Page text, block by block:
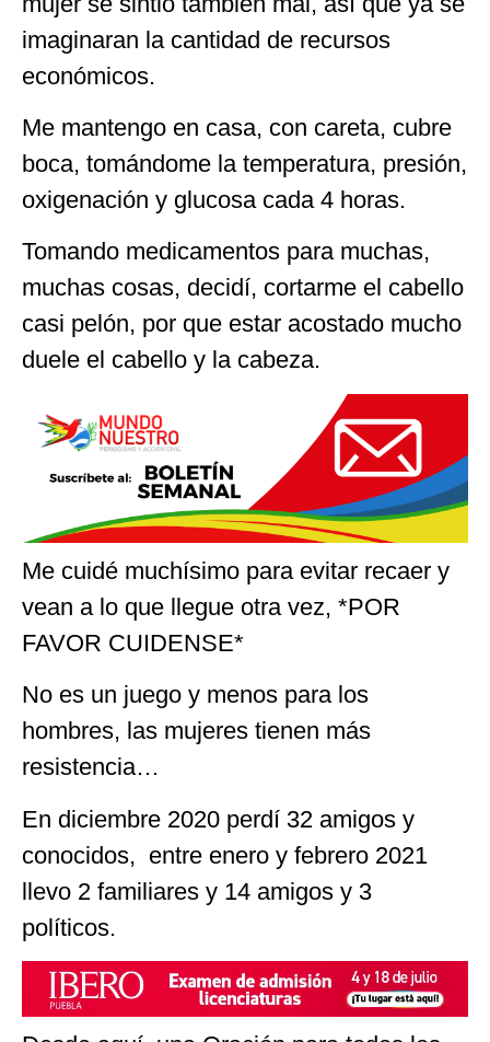
imaginaran la cantidad de recursos
económicos.
Me mantengo en casa, con careta, cubre
boca, tomándome la temperatura, presión,
oxigenación y glucosa cada 4 horas.
Tomando medicamentos para muchas,
muchas cosas, decidí, cortarme el cabello
casi pelón, por que estar acostado mucho
duele el cabello y la cabeza.
Me cuidé muchísimo para evitar recaer y
vean a lo que llegue otra vez, *POR
FAVOR CUIDENSE*
No es un juego y menos para los
hombres, las mujeres tienen más
resistencia…
En diciembre 2020 perdí 32 amigos y
conocidos, entre enero y febrero 2021
llevo 2 familiares y 14 amigos y 3
políticos.